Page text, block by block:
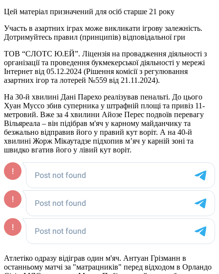
Цей матеріал призначений для осіб старше 21 року
Участь в азартних іграх може викликати ігрову залежність.
Дотримуйтесь правил (принципів) відповідальної гри
ТОВ “СЛОТС Ю.ЕЙ”. Ліцензія на провадження діяльності з
організації та проведення букмекерської діяльності у мережі
Інтернет від 05.12.2024 (Рішення комісії з регулювання
азартних ігор та лотерей №559 від 21.11.2024).
На 30-й хвилині Дані Парехо реалізував пенальті. До цього
Хуан Муссо збив суперника у штрафній площі та привіз 11-
метровий. Вже за 4 хвилини Айозе Перес подвоїв перевагу
Вільяреала – він підібрав м'яч у карному майданчику та
безжально відправив його у правий кут воріт. А на 40-й
хвилині Жорж Мікаутадзе підхопив м’яч у карній зоні та
швидко вгатив його у лівий кут воріт.
Атлетіко одразу відіграв один м'яч. Антуан Грізманн в
останньому матчі за "матрацників" перед відходом в Орландо